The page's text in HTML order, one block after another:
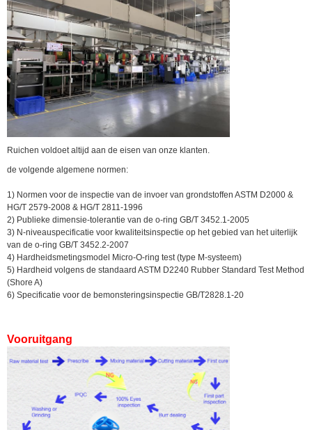
Ruichen voldoet altijd aan de eisen van onze klanten.
de volgende algemene normen:
1) Normen voor de inspectie van de invoer van grondstoffen ASTM D2000 &
HG/T 2579-2008 & HG/T 2811-1996
2) Publieke dimensie-tolerantie van de o-ring GB/T 3452.1-2005
3) N-niveauspecificatie voor kwaliteitsinspectie op het gebied van het uiterlijk
van de o-ring GB/T 3452.2-2007
4) Hardheidsmetingsmodel Micro-O-ring test (type M-systeem)
5) Hardheid volgens de standaard ASTM D2240 Rubber Standard Test Method
(Shore A)
6) Specificatie voor de bemonsteringsinspectie GB/T2828.1-20
Vooruitgang